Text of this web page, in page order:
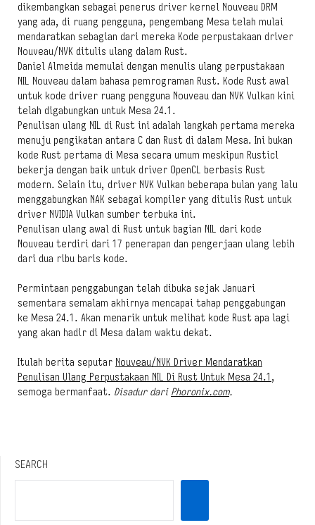
dikembangkan sebagai penerus driver kernel Nouveau DRM
yang ada, di ruang pengguna, pengembang Mesa telah mulai
mendaratkan sebagian dari mereka Kode perpustakaan driver
Nouveau/NVK ditulis ulang dalam Rust.
Daniel Almeida memulai dengan menulis ulang perpustakaan
NIL Nouveau dalam bahasa pemrograman Rust. Kode Rust awal
untuk kode driver ruang pengguna Nouveau dan NVK Vulkan kini
telah digabungkan untuk Mesa 24.1.
Penulisan ulang NIL di Rust ini adalah langkah pertama mereka
menuju pengikatan antara C dan Rust di dalam Mesa. Ini bukan
kode Rust pertama di Mesa secara umum meskipun Rusticl
bekerja dengan baik untuk driver OpenCL berbasis Rust
modern. Selain itu, driver NVK Vulkan beberapa bulan yang lalu
menggabungkan NAK sebagai kompiler yang ditulis Rust untuk
driver NVIDIA Vulkan sumber terbuka ini.
Penulisan ulang awal di Rust untuk bagian NIL dari kode
Nouveau terdiri dari 17 penerapan dan pengerjaan ulang lebih
dari dua ribu baris kode.
Permintaan penggabungan telah dibuka sejak Januari
sementara semalam akhirnya mencapai tahap penggabungan
ke Mesa 24.1. Akan menarik untuk melihat kode Rust apa lagi
yang akan hadir di Mesa dalam waktu dekat.
Itulah berita seputar Nouveau/NVK Driver Mendaratkan
Penulisan Ulang Perpustakaan NIL Di Rust Untuk Mesa 24.1 ,
semoga bermanfaat. Disadur dari Phoronix.com.
SEARCH